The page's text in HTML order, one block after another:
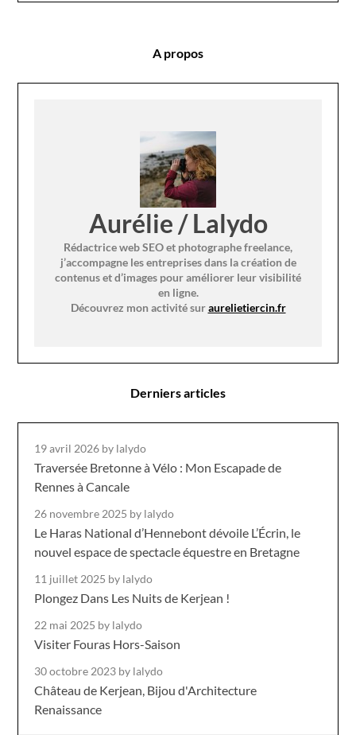
A propos
Aurélie / Lalydo
Rédactrice web SEO et photographe freelance,
j’accompagne les entreprises dans la création de
contenus et d’images pour améliorer leur visibilité
en ligne.
Découvrez mon activité suraurelietiercin.fr
Derniers articles
19 avril 2026 by lalydo
Traversée Bretonne à Vélo : Mon Escapade de
Rennes à Cancale
26 novembre 2025 by lalydo
Le Haras National d’Hennebont dévoile L’Écrin, le
nouvel espace de spectacle équestre en Bretagne
11 juillet 2025 by lalydo
Plongez Dans Les Nuits de Kerjean !
22 mai 2025 by lalydo
Visiter Fouras Hors-Saison
30 octobre 2023 by lalydo
Château de Kerjean, Bijou d'Architecture
Renaissance